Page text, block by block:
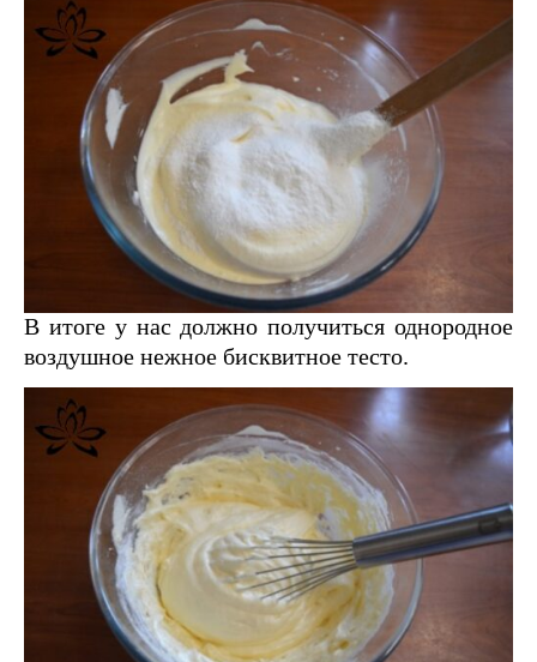
В итоге у нас должно получиться однородное
воздушное нежное бисквитное тесто.